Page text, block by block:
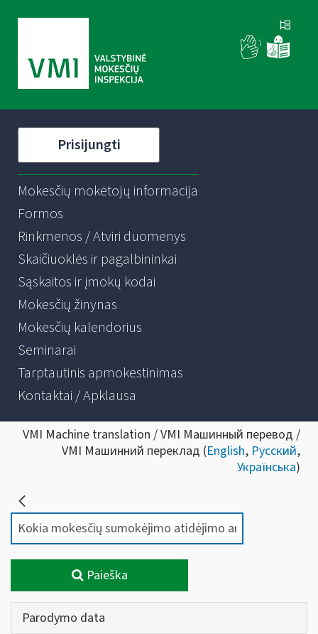
Prisijungti
Mokesčių mokėtojų informacija
Formos
Rinkmenos / Atviri duomenys
Skaičiuoklės ir pagalbininkai
Sąskaitos ir įmokų kodai
Mokesčių žinynas
Mokesčių kalendorius
Seminarai
Tarptautinis apmokestinimas
Kontaktai / Apklausa
VMI Machine translation / VMI Машинный перевод /
VMI Машинний переклад (English, Русский,
Українська)
Paieška
Parodymo data